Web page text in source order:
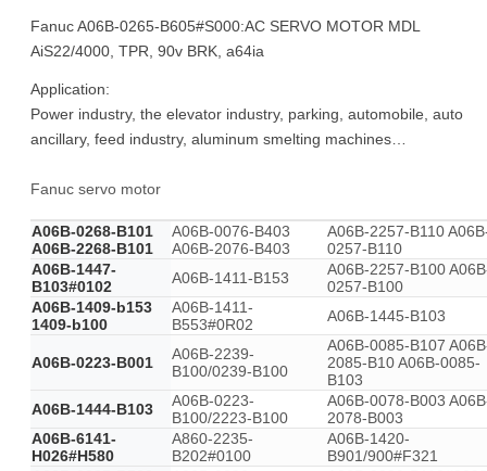
Fanuc A06B-0265-B605#S000:AC SERVO MOTOR MDL
AiS22/4000, TPR, 90v BRK, a64ia
Application:
Power industry, the elevator industry, parking, automobile, auto
ancillary, feed industry, aluminum smelting machines…
Fanuc servo motor
A06B-0268-B101
A06B-2268-B101
A06B-0076-B403
A06B-2076-B403
A06B-2257-B110
0257-B110
A06B-1447-
B103#0102
A06B-1411-B153
A06B-2257-B100
0257-B100
A06B-1409-b153
1409-b100
A06B-1411-
B553#0R02
A06B-1445-B103
A06B-0223-B001
A06B-2239-
B100/0239-B100
A06B-0085-B107
2085-B10 A06B-0085-
B103
A06B-1444-B103
A06B-0223-
B100/2223-B100
A06B-0078-B003
2078-B003
A06B-6141-
H026#H580
A860-2235-
B202#0100
A06B-1420-
B901/900#F321